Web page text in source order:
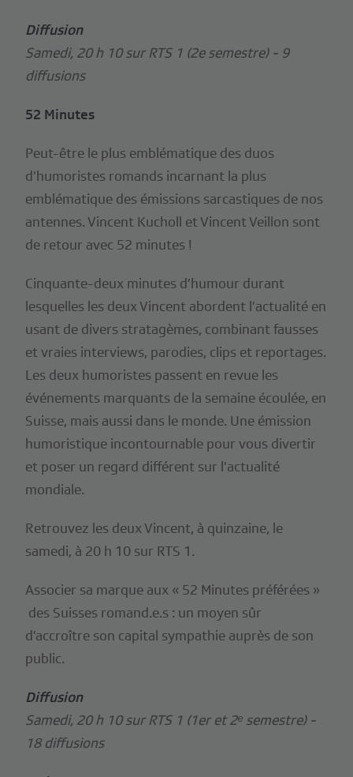
Diffusion
Samedi, 20 h 10 sur RTS 1 (2e semestre) - 9
diffusions
52 Minutes
Peut-être le plus emblématique des duos
d’humoristes romands incarnant la plus
emblématique des émissions sarcastiques de nos
antennes. Vincent Kucholl et Vincent Veillon sont
de retour avec 52 minutes !
Cinquante-deux minutes d’humour durant
lesquelles les deux Vincent abordent l’actualité en
usant de divers stratagèmes, combinant fausses
et vraies interviews, parodies, clips et reportages.
Les deux humoristes passent en revue les
événements marquants de la semaine écoulée, en
Suisse, mais aussi dans le monde. Une émission
humoristique incontournable pour vous divertir
et poser un regard différent sur l’actualité
mondiale.
Retrouvez les deux Vincent, à quinzaine, le
samedi, à 20 h 10 sur RTS 1.
Associer sa marque aux « 52 Minutes préférées »
des Suisses romand.e.s : un moyen sûr
d'accroître son capital sympathie auprès de son
public.
Diffusion
Samedi, 20 h 10 sur RTS 1 (1er et 2ᵉ semestre) -
18 diffusions